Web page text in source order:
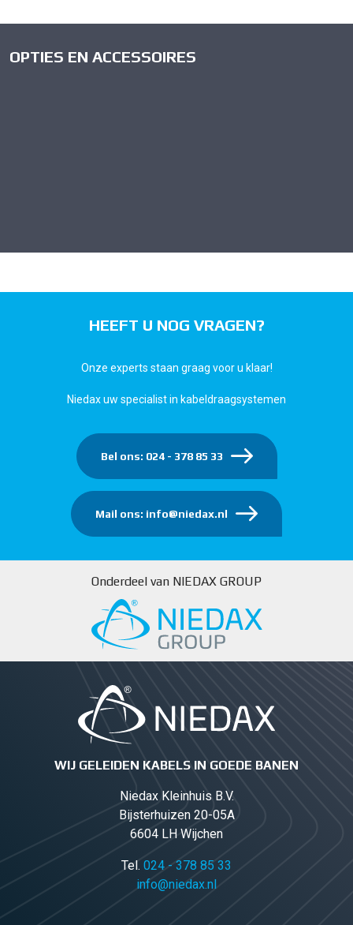
OPTIES EN ACCESSOIRES
HEEFT U NOG VRAGEN?
Onze experts staan graag voor u klaar!
Niedax uw specialist in kabeldraagsystemen
Bel ons: 024 - 378 85 33
Mail ons: info@niedax.nl
Onderdeel van NIEDAX GROUP
WIJ GELEIDEN KABELS IN GOEDE BANEN
Niedax Kleinhuis B.V.
Bijsterhuizen 20-05A
6604 LH Wijchen
Tel. 024 - 378 85 33
info@niedax.nl